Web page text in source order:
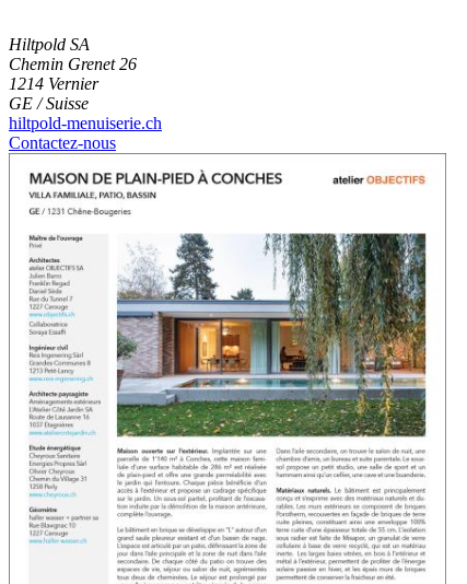
Hiltpold SA
Chemin Grenet 26
1214 Vernier
GE / Suisse
hiltpold-menuiserie.ch
Contactez-nous